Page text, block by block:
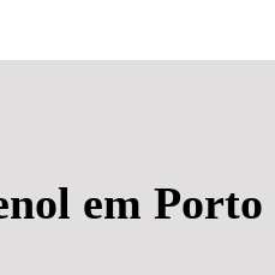
em Porto